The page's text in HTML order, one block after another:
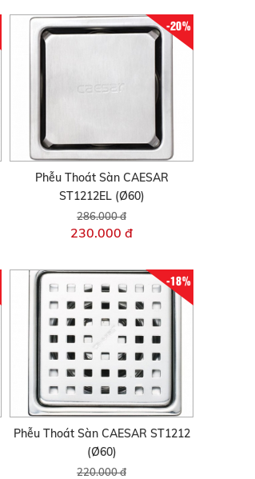
-20%
Phễu Thoát Sàn CAESAR
ST1212EL (Ø60)
286.000 đ
230.000 đ
-18%
Phễu Thoát Sàn CAESAR ST1212
(Ø60)
220.000 đ